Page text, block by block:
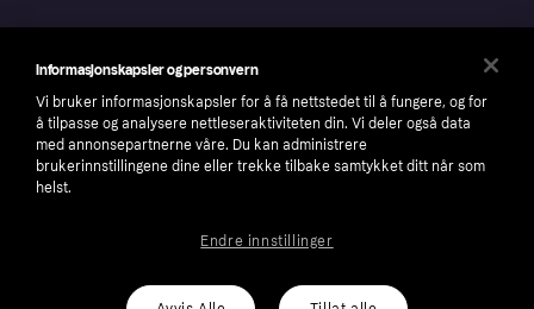
number: 556737-0431
Informasjonskapsler og personvern
Vi bruker informasjonskapsler for å få nettstedet til å fungere, og for
å tilpasse og analysere nettleseraktiviteten din. Vi deler også data
med annonsepartnerne våre. Du kan administrere
brukerinnstillingene dine eller trekke tilbake samtykket ditt når som
helst.
Endre innstillinger